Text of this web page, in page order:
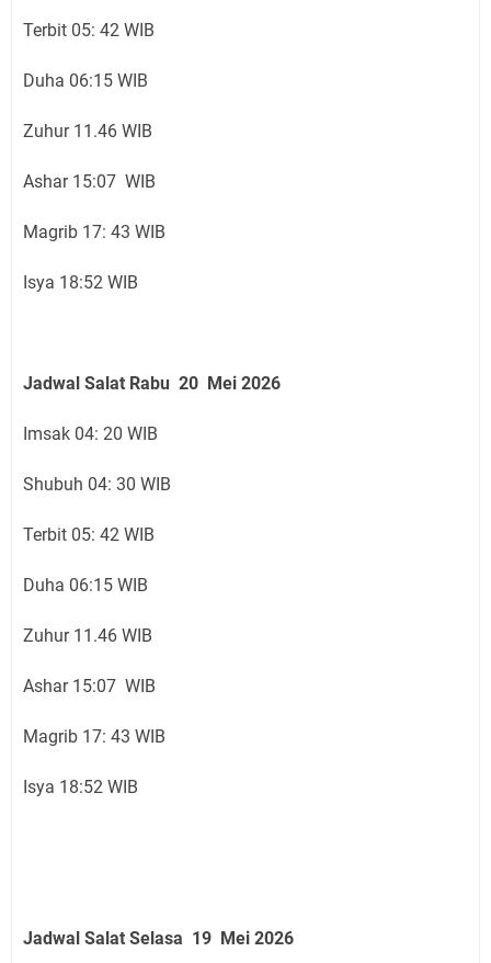
Terbit 05: 42 WIB
Duha 06:15 WIB
Zuhur 11.46 WIB
Ashar 15:07 WIB
Magrib 17: 43 WIB
Isya 18:52 WIB
Jadwal Salat Rabu 20 Mei 2026
Imsak 04: 20 WIB
Shubuh 04: 30 WIB
Terbit 05: 42 WIB
Duha 06:15 WIB
Zuhur 11.46 WIB
Ashar 15:07 WIB
Magrib 17: 43 WIB
Isya 18:52 WIB
Jadwal Salat Selasa 19 Mei 2026